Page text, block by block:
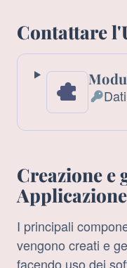
Contattare
Dati
Creazione e
Applicazione
I principali
vengono creati e
facendo uso dei